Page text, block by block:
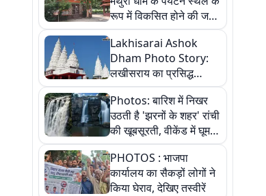
रूप में विकसित होने की जगी
आस, 9 तस्वीरों में देखें पूरी
कहानी
Lakhisarai Ashok
Dham Photo Story:
लखीसराय का प्रसिद्ध
अशोक धाम—आस्था,
श्रृंगार, अनुष्ठान और
अलौकिक संध्या आरती के
विहंगम दृश्य
Photos: बारिश में निखर
उठती है 'झरनों के शहर' रांची
की खूबसूरती, वीकेंड में घूम
आएं ये 5 वादियां
PHOTOS : भाजपा
कार्यालय का सैकड़ों लोगों ने
किया घेराव, देखिए तस्वीरें